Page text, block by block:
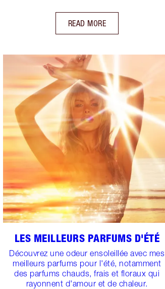
READ MORE
LES MEILLEURS PARFUMS D'ÉTÉ
Découvrez une odeur ensoleillée avec mes
meilleurs parfums pour l'été, notamment
des parfums chauds, frais et floraux qui
rayonnent d'amour et de chaleur.